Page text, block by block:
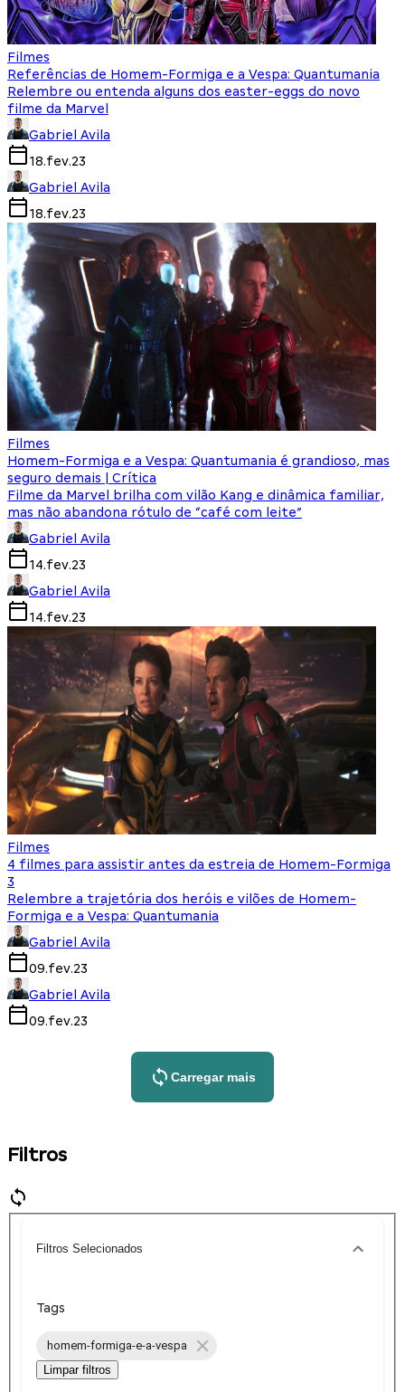
Filmes
Referências de Homem-Formiga e a Vespa: Quantumania
Relembre ou entenda alguns dos easter-eggs do novo
filme da Marvel
Gabriel Avila
18.fev.23
Gabriel Avila
18.fev.23
Filmes
Homem-Formiga e a Vespa: Quantumania é grandioso, mas
seguro demais | Crítica
Filme da Marvel brilha com vilão Kang e dinâmica familiar,
mas não abandona rótulo de “café com leite”
Gabriel Avila
14.fev.23
Gabriel Avila
14.fev.23
Filmes
4 filmes para assistir antes da estreia de Homem-Formiga
3
Relembre a trajetória dos heróis e vilões de Homem-
Formiga e a Vespa: Quantumania
Gabriel Avila
09.fev.23
Gabriel Avila
09.fev.23
Carregar mais
Filtros
Filtros Selecionados
Tags
homem-formiga-e-a-vespa
Limpar filtros